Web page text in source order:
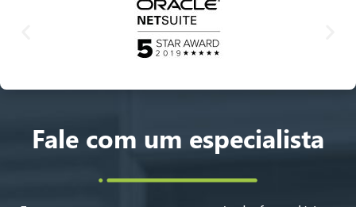
Fale com um especialista